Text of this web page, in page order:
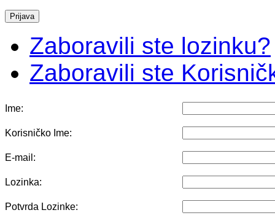
Zaboravili ste lozinku?
Zaboravili ste
Ime:
Korisničko Ime:
E-mail:
Lozinka:
Potvrda Lozinke: